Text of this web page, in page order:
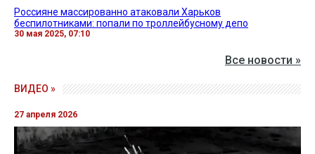
Россияне массированно атаковали Харьков
беспилотниками: попали по троллейбусному депо
30 мая 2025, 07:10
Все новости »
ВИДЕО »
27 апреля 2026